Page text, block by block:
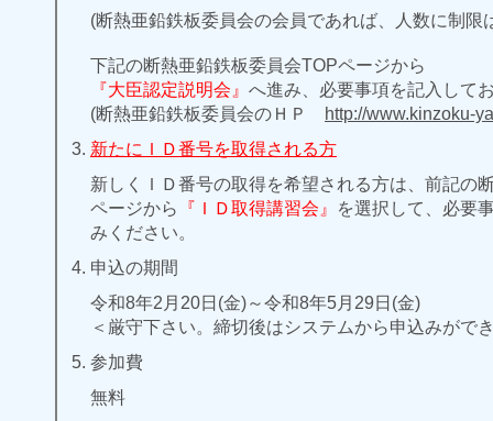
(断熱亜鉛鉄板委員会の会員であれば、人数に制限
下記の断熱亜鉛鉄板委員会TOPページから
『大臣認定説明会』 へ進み、必要事項を記入して
(断熱亜鉛鉄板委員会のＨＰ http://www.kinzoku-
新たにＩＤ番号を取得される方
新しくＩＤ番号の取得を希望される方は、前記の
ページから
『ＩＤ取得講習会』
を選択して、必要
みください。
申込の期間
令和8年2月20日(金)～令和8年5月29日(金)
＜厳守下さい。締切後はシステムから申込みがで
参加費
無料